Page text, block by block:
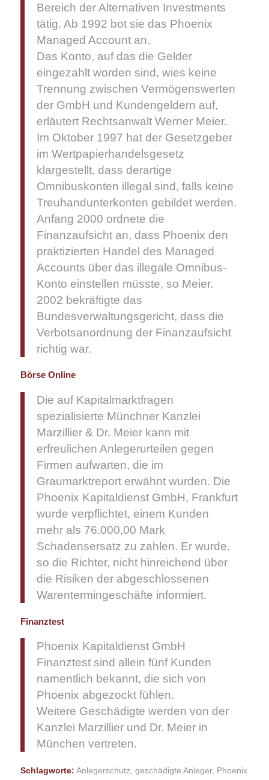
Bereich der Alternativen Investments
tätig. Ab 1992 bot sie das Phoenix
Managed Account an.
Das Konto, auf das die Gelder
eingezahlt worden sind, wies keine
Trennung zwischen Vermögenswerten
der GmbH und Kundengeldern auf,
erläutert Rechtsanwalt Werner Meier.
Im Oktober 1997 hat der Gesetzgeber
im Wertpapierhandelsgesetz
klargestellt, dass derartige
Omnibuskonten illegal sind, falls keine
Treuhandunterkonten gebildet werden.
Anfang 2000 ordnete die
Finanzaufsicht an, dass Phoenix den
praktizierten Handel des Managed
Accounts über das illegale Omnibus-
Konto einstellen müsste, so Meier.
2002 bekräftigte das
Bundesverwaltungsgericht, dass die
Verbotsanordnung der Finanzaufsicht
richtig war.
Börse Online
Die auf Kapitalmarktfragen
spezialisierte Münchner Kanzlei
Marzillier & Dr. Meier kann mit
erfreulichen Anlegerurteilen gegen
Firmen aufwarten, die im
Graumarktreport erwähnt wurden. Die
Phoenix Kapitaldienst GmbH, Frankfurt
wurde verpflichtet, einem Kunden
mehr als 76.000,00 Mark
Schadensersatz zu zahlen. Er wurde,
so die Richter, nicht hinreichend über
die Risiken der abgeschlossenen
Warentermingeschäfte informiert.
Finanztest
Phoenix Kapitaldienst GmbH
Finanztest sind allein fünf Kunden
namentlich bekannt, die sich von
Phoenix abgezockt fühlen.
Weitere Geschädigte werden von der
Kanzlei Marzillier und Dr. Meier in
München vertreten.
Schlagworte: Anlegerschutz geschädigte Anleger, Phoenix